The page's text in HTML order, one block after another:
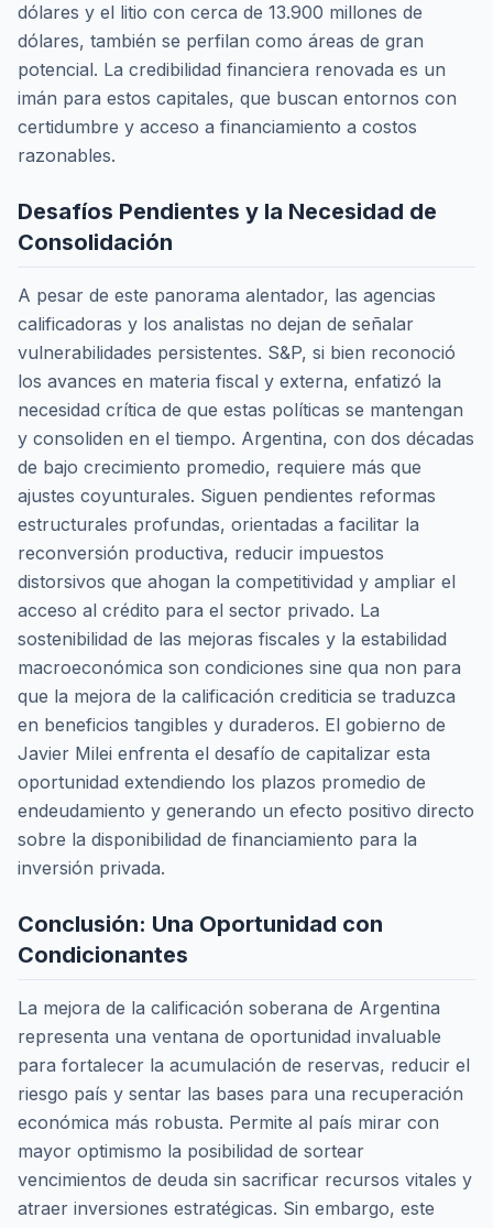
dólares y el litio con cerca de 13.900 millones de
dólares, también se perfilan como áreas de gran
potencial. La credibilidad financiera renovada es un
imán para estos capitales, que buscan entornos con
certidumbre y acceso a financiamiento a costos
razonables.
Desafíos Pendientes y la Necesidad de
Consolidación
A pesar de este panorama alentador, las agencias
calificadoras y los analistas no dejan de señalar
vulnerabilidades persistentes. S&P, si bien reconoció
los avances en materia fiscal y externa, enfatizó la
necesidad crítica de que estas políticas se mantengan
y consoliden en el tiempo. Argentina, con dos décadas
de bajo crecimiento promedio, requiere más que
ajustes coyunturales. Siguen pendientes reformas
estructurales profundas, orientadas a facilitar la
reconversión productiva, reducir impuestos
distorsivos que ahogan la competitividad y ampliar el
acceso al crédito para el sector privado. La
sostenibilidad de las mejoras fiscales y la estabilidad
macroeconómica son condiciones sine qua non para
que la mejora de la calificación crediticia se traduzca
en beneficios tangibles y duraderos. El gobierno de
Javier Milei enfrenta el desafío de capitalizar esta
oportunidad extendiendo los plazos promedio de
endeudamiento y generando un efecto positivo directo
sobre la disponibilidad de financiamiento para la
inversión privada.
Conclusión: Una Oportunidad con
Condicionantes
La mejora de la calificación soberana de Argentina
representa una ventana de oportunidad invaluable
para fortalecer la acumulación de reservas, reducir el
riesgo país y sentar las bases para una recuperación
económica más robusta. Permite al país mirar con
mayor optimismo la posibilidad de sortear
vencimientos de deuda sin sacrificar recursos vitales y
atraer inversiones estratégicas. Sin embargo, este